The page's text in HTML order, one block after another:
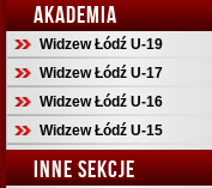
AKADEMIA
Widzew Łódź U-19
Widzew Łódź U-17
Widzew Łódź U-16
Widzew Łódź U-15
INNE SEKCJE